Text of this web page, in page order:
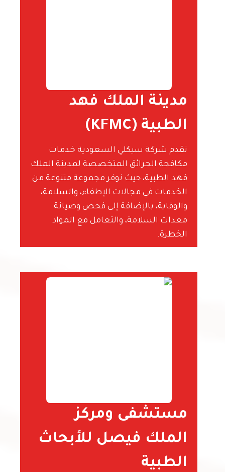
مدينة الملك فهد
الطبية (KFMC)
تقدم شركة سيكلي السعودية خدمات
مكافحة الحرائق المتخصصة لمدينة الملك
فهد الطبية، حيث نوفر مجموعة متنوعة من
الخدمات في مجالات الإطفاء، والسلامة،
والوقاية، بالإضافة إلى فحص وصيانة
معدات السلامة، والتعامل مع المواد
الخطرة.
مستشفى ومركز
الملك فيصل للأبحاث
الطبية